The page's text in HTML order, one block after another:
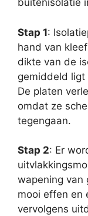
buitenisolatie
Stap 1:
hand van
dikte van de
gemiddeld ligt
De platen
omdat ze
tegengaan.
Stap 2: Er
wapening van
mooi effen en
vervolgens